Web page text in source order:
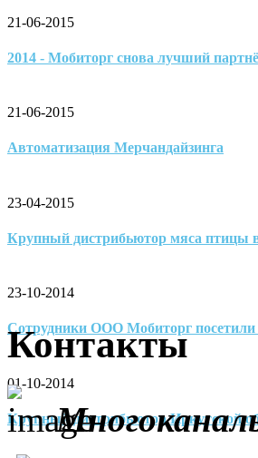
21-06-2015
2014 - Мобиторг снова лучший
21-06-2015
Автоматизация Мерчандайзинга
23-04-2015
Крупный дистрибьютор мяса
23-10-2014
Сотрудники ООО Мобиторг
01-10-2014
Крупный дистрибьютор Иркутской
Контакты